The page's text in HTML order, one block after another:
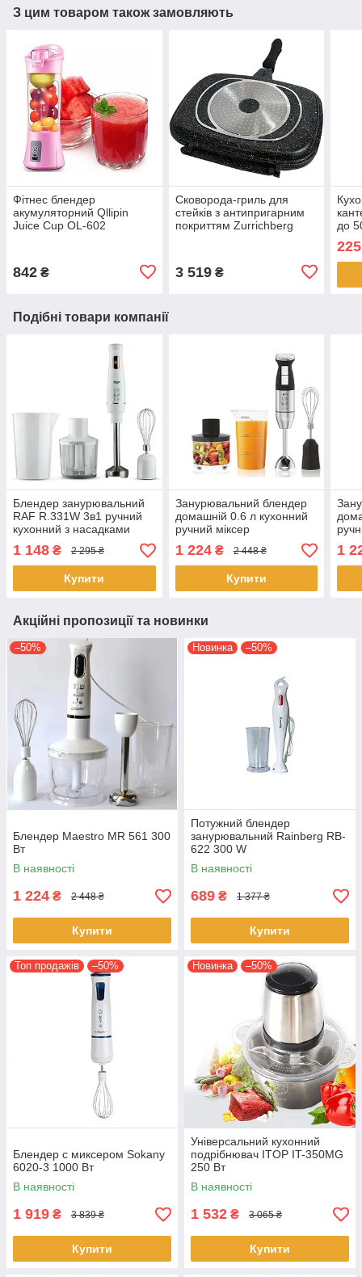
З цим товаром також замовляють
Фітнес блендер
акумуляторний Qllipin
Juice Cup OL-602
842 ₴
Сковорода-гриль для
стейків з антипригарним
покриттям Zurrichberg
3 519₴
до
225
Подібні товари компанії
Блендер занурювальний
RAF R.331W 3в1 ручний
кухонний з насадками
чашею подрібнювач 800
Вт Білий
1 148 ₴ 2 295 ₴
Купити
Занурювальний блендер
домашній 0.6 л кухонний
ручний міксер
подрібнювач BІTEK BT-
326 4в1 800 Вт Чорний
1 224₴ 2 448 ₴
Купити
4в1
1
Акційні пропозиції та новинки
–50%
Блендер Maestro MR 561 300
Вт
В наявності
1 224 ₴ 2 448 ₴
Купити
Новинка –50%
Потужний блендер
занурювальний Rainberg RB-
622 300 W
багатофункціональний
занурювальний ручний
подрібнювач
В наявності
689 ₴ 1 377 ₴
Купити
Топ продажів –50%
Блендер с миксером Sokany
6020-3 1000 Вт
В наявності
1 919 ₴ 3 839 ₴
Купити
Новинка –50%
Універсальний кухонний
подрібнювач ITOP IT-350MG
250 Вт
В наявності
1 532 ₴ 3 065 ₴
Купити